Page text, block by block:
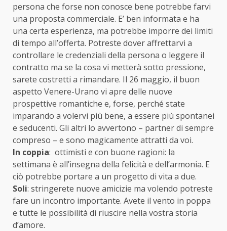
persona che forse non conosce bene potrebbe farvi
una proposta commerciale. E’ ben informata e ha
una certa esperienza, ma potrebbe imporre dei limiti
di tempo all’offerta. Potreste dover affrettarvi a
controllare le credenziali della persona o leggere il
contratto ma se la cosa vi metterà sotto pressione,
sarete costretti a rimandare. Il 26 maggio, il buon
aspetto Venere-Urano vi apre delle nuove
prospettive romantiche e, forse, perché state
imparando a volervi più bene, a essere più spontanei
e seducenti. Gli altri lo avvertono – partner di sempre
compreso – e sono magicamente attratti da voi.
In coppia: ottimisti e con buone ragioni: la
settimana è all’insegna della felicità e dell’armonia. E
ciò potrebbe portare a un progetto di vita a due.
Soli: stringerete nuove amicizie ma volendo potreste
fare un incontro importante. Avete il vento in poppa
e tutte le possibilità di riuscire nella vostra storia
d’amore.